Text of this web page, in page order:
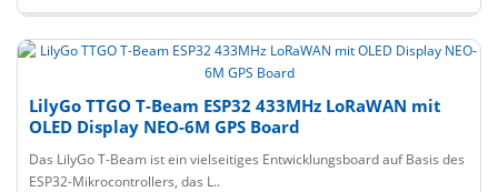
LilyGo TTGO T-Beam ESP32 433MHz LoRaWAN mit
OLED Display NEO-6M GPS Board
Das LilyGo T-Beam ist ein vielseitiges Entwicklungsboard auf Basis des
ESP32-Mikrocontrollers, das L..